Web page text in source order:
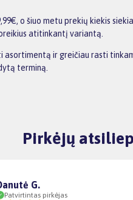
o šiuo metu prekių kiekis
atitinkantį variantą.
ir greičiau rasti
terminą.
Pirkėjų
G.
Patvirtintas pirkėjas